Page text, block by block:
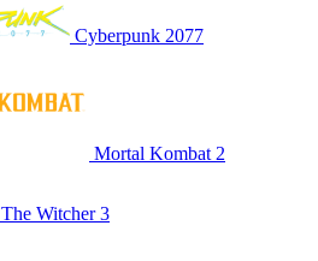
Cyberpunk 2077
Mortal Kombat 2
The Witcher 3